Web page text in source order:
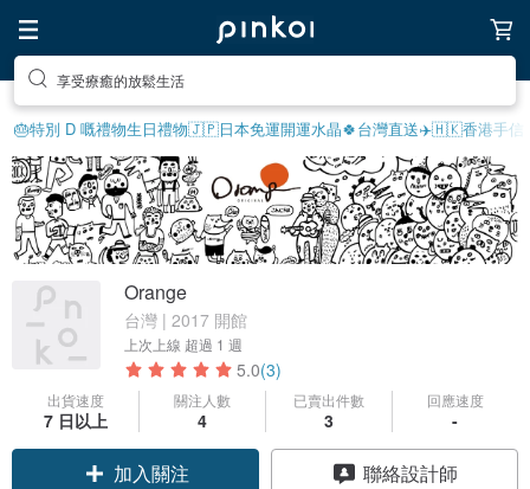
享受療癒的放鬆生活
🎂特別 D 嘅禮物生日禮物🇯🇵日本免運開運水晶🍀台灣直送✈️🇭🇰香港手信
Orange
台灣 | 2017 開館
上次上線 超過 1 週
5.0(3)
出貨速度
7 日以上
關注人數
4
已賣出件數
3
回應速度
-
加入關注 聯絡設計師